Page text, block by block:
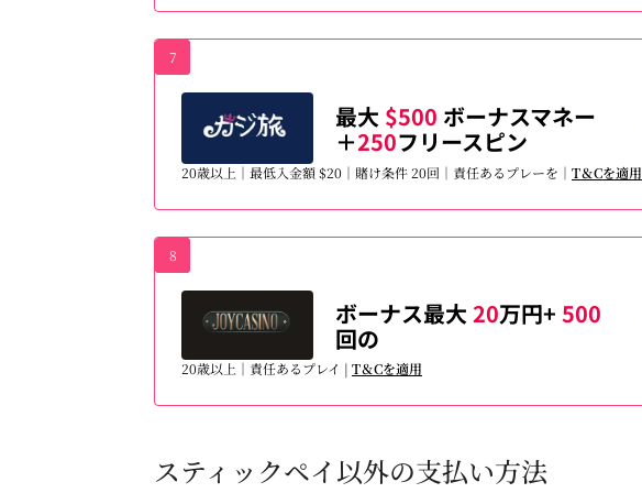
7
最大 $500 ボーナスマネー
＋250フリースピン
20歳以上｜最低入金額 $20｜賭け条件 20回｜責任あるプレーを｜ T＆Cを適用
8
ボーナス最大 20万円+ 500
回の
20歳以上｜責任あるプレイ | T＆Cを適用
スティックペイ以外の支払い方法